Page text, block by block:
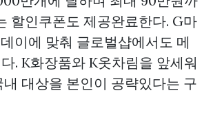
할인쿠폰도 제공완료한다. G마
이에 맞춰 글로벌샵에서도 메
. K화장품와 K옷차림을 앞세워
대상을 본인이 공략있다는 구